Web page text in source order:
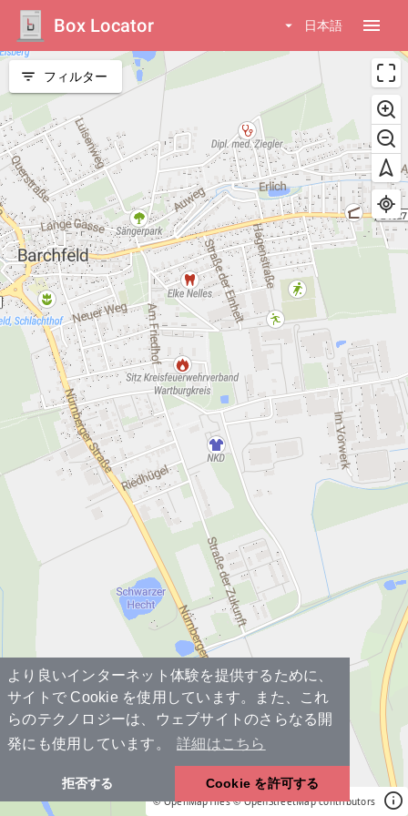
より良いインターネット体験を提供するために、
サイトで Cookie を使用しています。また、これ
らのテクノロジーは、ウェブサイトのさらなる開
発にも使用しています。
詳細はこちら
拒否する Cookie を許可する
Box Locator arrow_drop_down 日本語 menu
© OpenMapTiles © OpenStreetMap contributors
filter_list フィルター